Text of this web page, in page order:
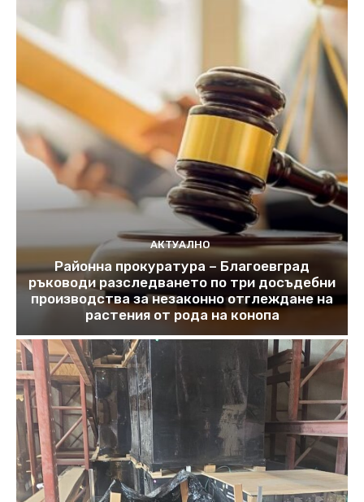
АКТУАЛНО
Районна прокуратура – Благоевград
ръководи разследването по три досъдебни
производства за незаконно отглеждане на
растения от рода на конопа